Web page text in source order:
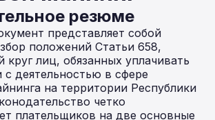
резюме
представляет собой
положений Статьи 658,
круг лиц, обязанных уплачивать
с деятельностью в сфере
на территории Республики
четко
плательщиков на две основные